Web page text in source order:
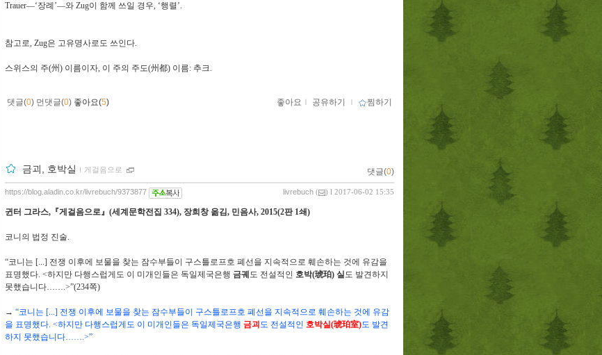
Trauer—‘장례 ’—와 Zug이 함께 쓰일 경우, ‘행렬 ’.
참고로, Zug은 고유명사로도 쓰인다.
스위스의 주(州) 이름이자, 이 주의 주도(州都) 이름: 추크.
댓글(0) 먼댓글(0) 좋아요(5) 좋아요 ｌ 공유하기 ｌ 찜하기
금괴, 호박실 ｌ 게걸음으로 댓글(0)
livrebuch ( ) l 2017-06-02 15:35
https://blog.aladin.co.kr/livrebuch/9373877
귄터 그라스, 『게걸음으로』 (세계문학전집 334), 장희창 옮김, 민음사, 2015(2판 1쇄)
코니의 법정 진술.
“코니는 [...] 전쟁 이후에 보물을 찾는 잠수부들이 구스틀로프호 폐선을 지속적으로 훼손하는 것에 유감을
표명했다. <하지만 다행스럽게도 이 미개인들은 독일제국은행 금궤도 전설적인 호박(琥珀) 실도 발견하지
못했습니다…….>”(234쪽)
→ “코니는 [...] 전쟁 이후에 보물을 찾는 잠수부들이 구스틀로프호 폐선을 지속적으로 훼손하는 것에 유감
을 표명했다. <하지만 다행스럽게도 이 미개인들은 독일제국은행 금괴도 전설적인 호박실(琥珀室)도 발견
하지 못했습니다…….>”